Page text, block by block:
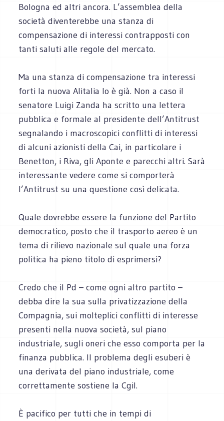
Bologna ed altri ancora. L’assemblea della
società diventerebbe una stanza di
compensazione di interessi contrapposti con
tanti saluti alle regole del mercato.
Ma una stanza di compensazione tra interessi
forti la nuova Alitalia lo è già. Non a caso il
senatore Luigi Zanda ha scritto una lettera
pubblica e formale al presidente dell’Antitrust
segnalando i macroscopici conflitti di interessi
di alcuni azionisti della Cai, in particolare i
Benetton, i Riva, gli Aponte e parecchi altri. Sarà
interessante vedere come si comporterà
l’Antitrust su una questione così delicata.
Quale dovrebbe essere la funzione del Partito
democratico, posto che il trasporto aereo è un
tema di rilievo nazionale sul quale una forza
politica ha pieno titolo di esprimersi?
Credo che il Pd – come ogni altro partito –
debba dire la sua sulla privatizzazione della
Compagnia, sui molteplici conflitti di interesse
presenti nella nuova società, sul piano
industriale, sugli oneri che esso comporta per la
finanza pubblica. Il problema degli esuberi è
una derivata del piano industriale, come
correttamente sostiene la Cgil.
È pacifico per tutti che in tempi di